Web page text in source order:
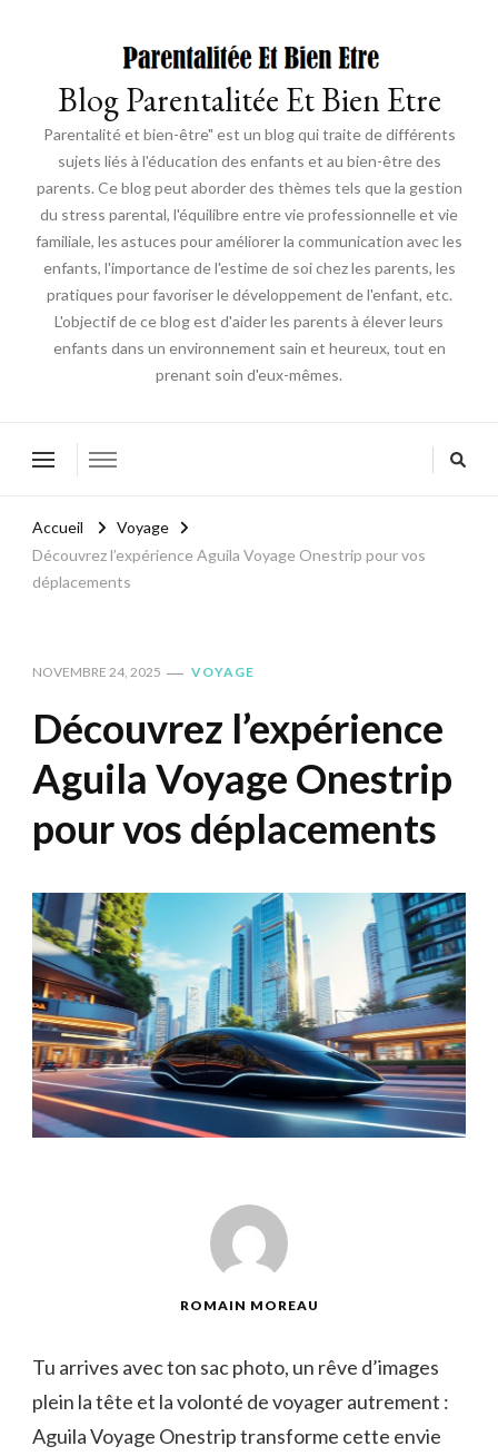
Blog Parentalitée Et Bien Etre
Parentalité et bien-être" est un blog qui traite de différents
sujets liés à l'éducation des enfants et au bien-être des
parents. Ce blog peut aborder des thèmes tels que la gestion
du stress parental, l'équilibre entre vie professionnelle et vie
familiale, les astuces pour améliorer la communication avec les
enfants, l'importance de l'estime de soi chez les parents, les
pratiques pour favoriser le développement de l'enfant, etc.
L'objectif de ce blog est d'aider les parents à élever leurs
enfants dans un environnement sain et heureux, tout en
prenant soin d'eux-mêmes.
Accueil
Voyage
Découvrez l’expérience Aguila Voyage Onestrip pour vos
déplacements
NOVEMBRE 24, 2025 VOYAGE
Découvrez l’expérience
Aguila Voyage Onestrip
pour vos déplacements
ROMAIN MOREAU
Tu arrives avec ton sac photo, un rêve d’images
plein la tête et la volonté de voyager autrement :
Aguila Voyage Onestrip transforme cette envie